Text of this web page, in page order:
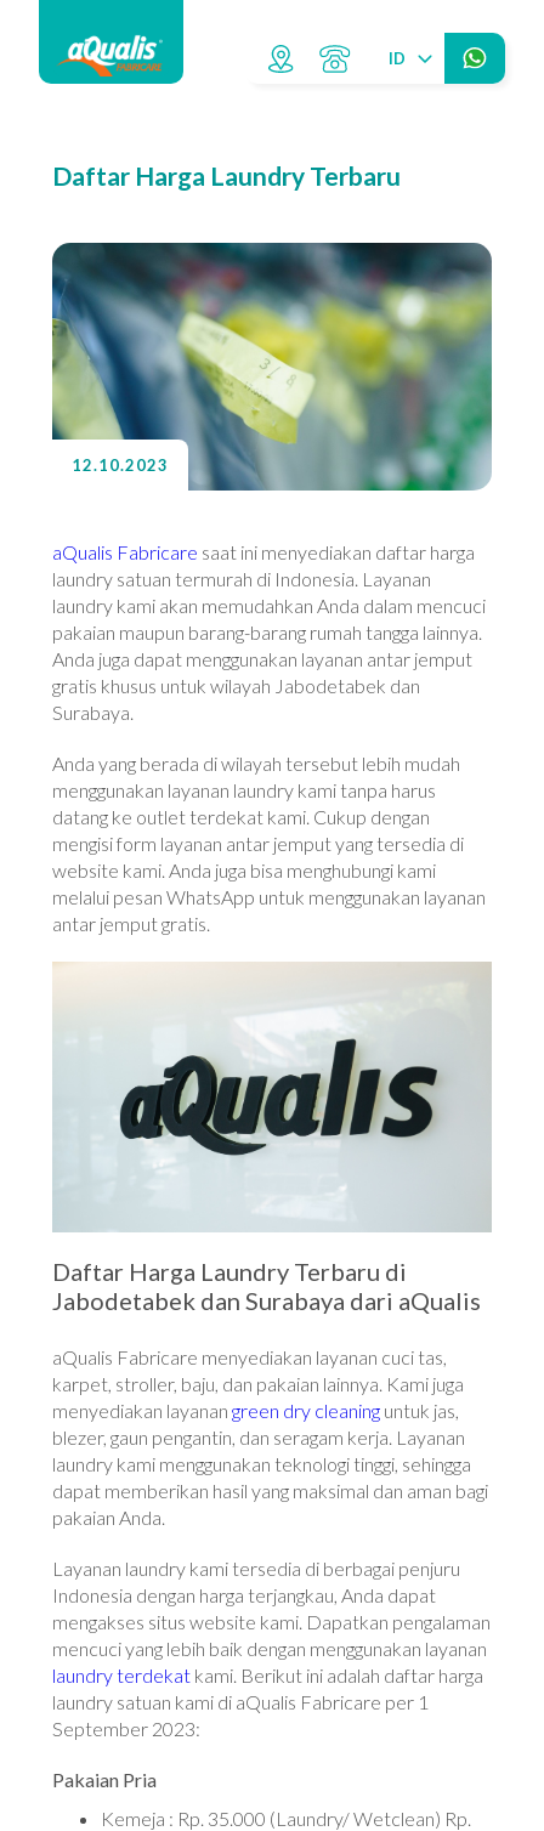
ID
Daftar Harga Laundry Terbaru
12.10.2023
aQualis Fabricare saat ini menyediakan daftar harga
laundry satuan termurah di Indonesia. Layanan
laundry kami akan memudahkan Anda dalam mencuci
pakaian maupun barang-barang rumah tangga lainnya.
Anda juga dapat menggunakan layanan antar jemput
gratis khusus untuk wilayah Jabodetabek dan
Surabaya.
Anda yang berada di wilayah tersebut lebih mudah
menggunakan layanan laundry kami tanpa harus
datang ke outlet terdekat kami. Cukup dengan
mengisi form layanan antar jemput yang tersedia di
website kami. Anda juga bisa menghubungi kami
melalui pesan WhatsApp untuk menggunakan layanan
antar jemput gratis.
Daftar Harga Laundry Terbaru di
Jabodetabek dan Surabaya dari aQualis
aQualis Fabricare menyediakan layanan cuci tas,
karpet, stroller, baju, dan pakaian lainnya. Kami juga
menyediakan layanangreen dry cleaning untuk jas,
blezer, gaun pengantin, dan seragam kerja. Layanan
laundry kami menggunakan teknologi tinggi, sehingga
dapat memberikan hasil yang maksimal dan aman bagi
pakaian Anda.
Layanan laundry kami tersedia di berbagai penjuru
Indonesia dengan harga terjangkau, Anda dapat
mengakses situs website kami. Dapatkan pengalaman
mencuci yang lebih baik dengan menggunakan layanan
laundry terdekat kami. Berikut ini adalah daftar harga
laundry satuan kami di aQualis Fabricare per 1
September 2023:
Pakaian Pria
Kemeja : Rp. 35.000 (Laundry/ Wetclean) Rp.